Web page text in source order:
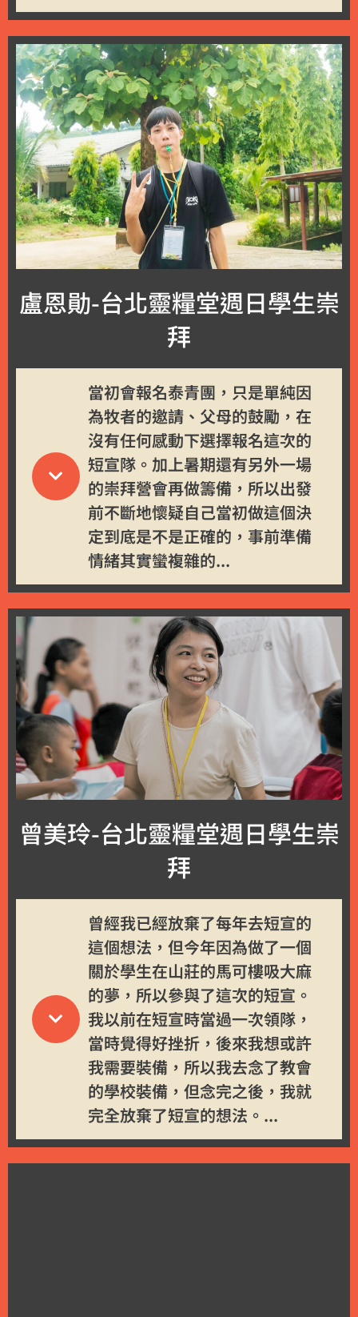
盧恩勛-台北靈糧堂週日學生崇
拜
當初會報名泰青團，只是單純因
為牧者的邀請、父母的鼓勵，在
沒有任何感動下選擇報名這次的
短宣隊。加上暑期還有另外一場
的崇拜營會再做籌備，所以出發
前不斷地懷疑自己當初做這個決
定到底是不是正確的，事前準備
情緒其實蠻複雜的...
曾美玲-台北靈糧堂週日學生崇
拜
曾經我已經放棄了每年去短宣的
這個想法，但今年因為做了一個
關於學生在山莊的馬可樓吸大麻
的夢，所以參與了這次的短宣。
我以前在短宣時當過一次領隊，
當時覺得好挫折，後來我想或許
我需要裝備，所以我去念了教會
的學校裝備，但念完之後，我就
完全放棄了短宣的想法。...